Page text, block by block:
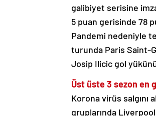
galibiyet serisine
5 puan gerisinde 78
Pandemi nedeniyle
turunda Paris Saint-
Josip Ilicic gol
Üst üste 3 sezon en
Korona virüs salgını
gruplarında